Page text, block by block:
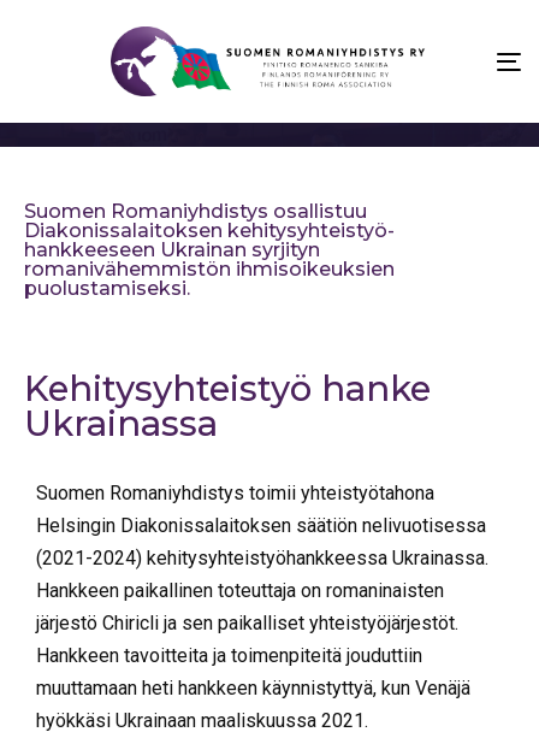
Suomen Romaniyhdistys osallistuu
Diakonissalaitoksen kehitysyhteistyö-
hankkeeseen Ukrainan syrjityn
romanivähemmistön ihmisoikeuksien
puolustamiseksi.
Kehitysyhteistyö hanke
Ukrainassa
Suomen Romaniyhdistys toimii yhteistyötahona
Helsingin Diakonissalaitoksen säätiön nelivuotisessa
(2021-2024) kehitysyhteistyöhankkeessa Ukrainassa.
Hankkeen paikallinen toteuttaja on romaninaisten
järjestö Chiricli ja sen paikalliset yhteistyöjärjestöt.
Hankkeen tavoitteita ja toimenpiteitä jouduttiin
muuttamaan heti hankkeen käynnistyttyä, kun Venäjä
hyökkäsi Ukrainaan maaliskuussa 2021.